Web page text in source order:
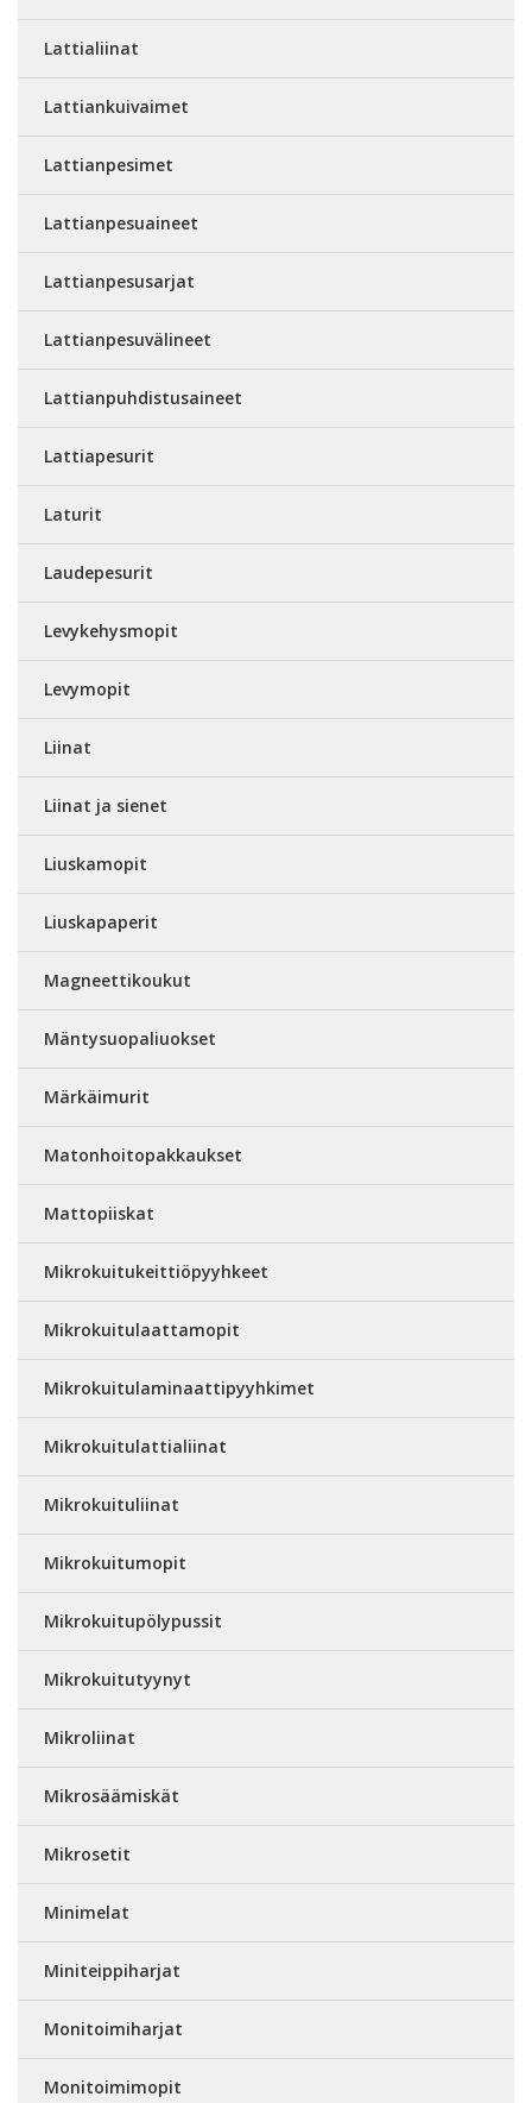
Lattialiinat
Lattiankuivaimet
Lattianpesimet
Lattianpesuaineet
Lattianpesusarjat
Lattianpesuvälineet
Lattianpuhdistusaineet
Lattiapesurit
Laturit
Laudepesurit
Levykehysmopit
Levymopit
Liinat
Liinat ja sienet
Liuskamopit
Liuskapaperit
Magneettikoukut
Mäntysuopaliuokset
Märkäimurit
Matonhoitopakkaukset
Mattopiiskat
Mikrokuitukeittiöpyyhkeet
Mikrokuitulaattamopit
Mikrokuitulaminaattipyyhkimet
Mikrokuitulattialiinat
Mikrokuituliinat
Mikrokuitumopit
Mikrokuitupölypussit
Mikrokuitutyynyt
Mikroliinat
Mikrosäämiskät
Mikrosetit
Minimelat
Miniteippiharjat
Monitoimiharjat
Monitoimimopit